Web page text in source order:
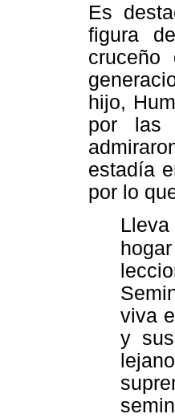
Es
figura
hijo,
por las
estadía
por lo
viva
y